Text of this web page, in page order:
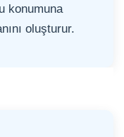
konumuna
oluşturur.